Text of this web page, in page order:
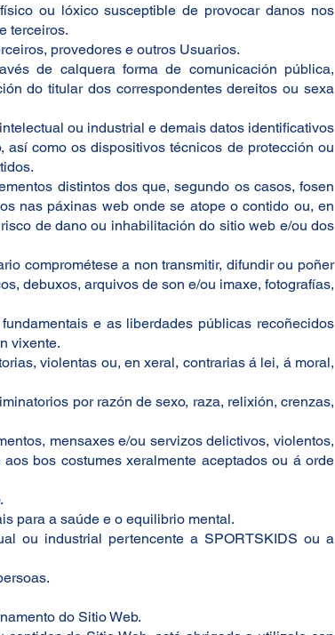
ou lóxico susceptible de provocar danos nos
terceiros.
provedores e outros Usuarios.
de calquera forma de comunicación pública,
do titular dos correspondentes dereitos ou sexa
ou industrial e demais datos identificativos
como os dispositivos técnicos de protección ou
distintos dos que, segundo os casos, fosen
nas páxinas web onde se atope o contido ou, en
de dano ou inhabilitación do sitio web e/ou dos
comprométese a non transmitir, difundir ou poñer
debuxos, arquivos de son e/ou imaxe, fotografías,
e as liberdades públicas recoñecidos
vixente.
violentas ou, en xeral, contrarias á lei, á moral,
por razón de sexo, raza, relixión, crenzas,
mensaxes e/ou servizos delictivos, violentos,
bos costumes xeralmente aceptados ou á orde
para a saúde e o equilibrio mental.
ou industrial pertencente a SPORTSKIDS ou a
do Sitio Web.